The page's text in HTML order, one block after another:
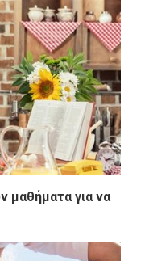
μαθήματα για να